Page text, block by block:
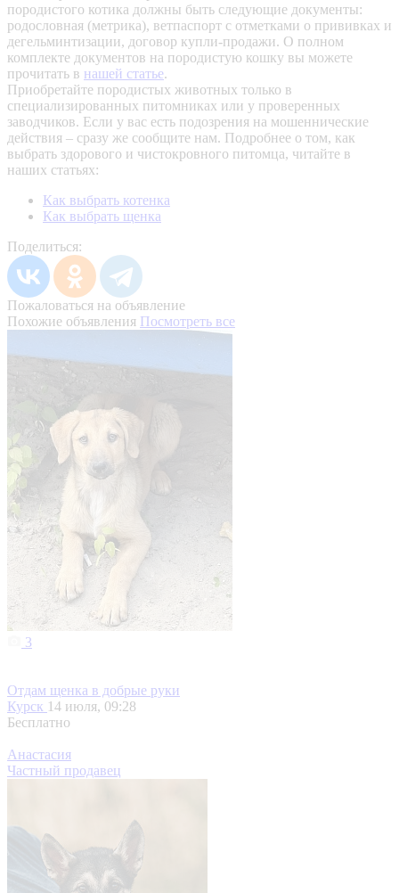
породистого котика должны быть следующие документы:
родословная (метрика), ветпаспорт с отметками о прививках и
дегельминтизации, договор купли-продажи. О полном
комплекте документов на породистую кошку вы можете
прочитать в нашей статье.
Приобретайте породистых животных только в
специализированных питомниках или у проверенных
заводчиков. Если у вас есть подозрения на мошеннические
действия – сразу же сообщите нам. Подробнее о том, как
выбрать здорового и чистокровного питомца, читайте в
наших статьях:
Как выбрать котенка
Как выбрать щенка
Поделиться:
Пожаловаться на объявление
Похожие объявления Посмотреть все
3
Отдам щенка в добрые руки
Курск 14 июля, 09:28
Бесплатно
Анастасия
Частный продавец